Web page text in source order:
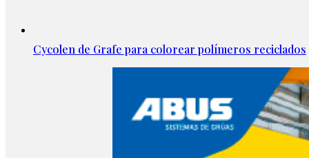
Cycolen de Grafe para colorear polímeros reciclados